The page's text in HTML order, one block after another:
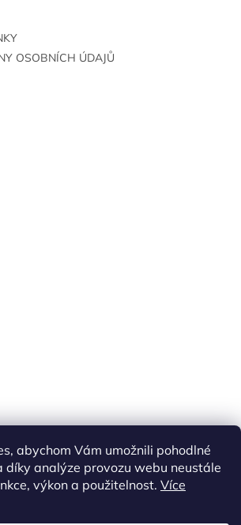
abychom Vám umožnili pohodlné
díky analýze provozu webu neustále
výkon a použitelnost. Více
OSOBNÍCH ÚDAJŮ